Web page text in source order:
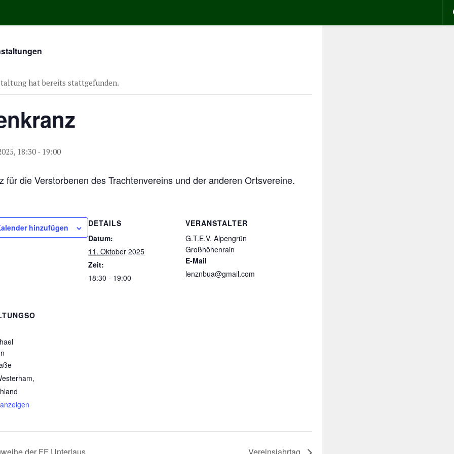
hat bereits stattgefunden.
18:30 - 19:00
für die Verstorbenen des Trachtenvereins und der anderen Ortsvereine.
hinzufügen
DETAILS
Datum:
11. Oktober 2025
Zeit:
18:30 - 19:00
VERANSTALTER
G.T.E.V. Alpengrün
Großhöhenrain
E-Mail
lenznbua@gmail.com
,